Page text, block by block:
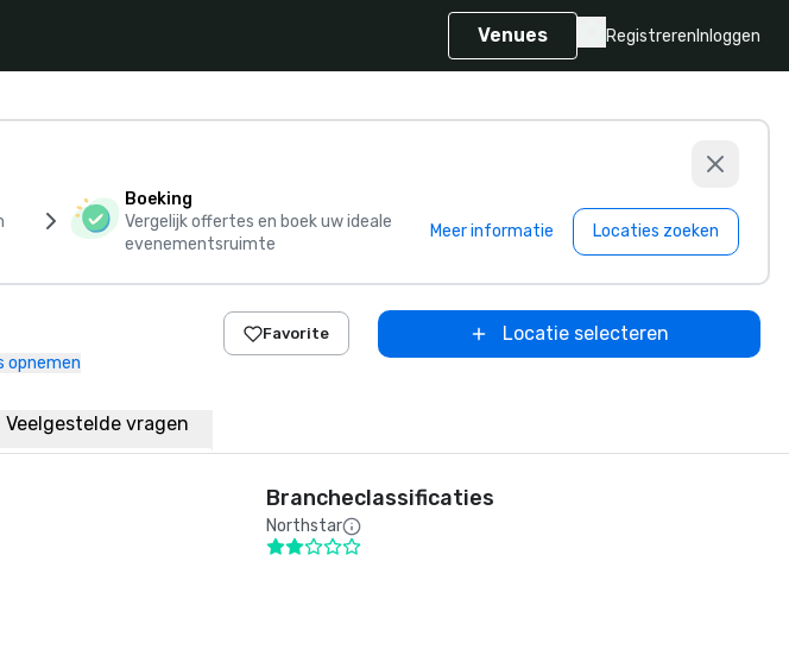
Venues Registreren Inloggen
Boeking
Vergelijk offertes en boek uw ideale
evenementsruimte
Meer informatie Locaties zoeken
opnemen
Favorite Locatie selecteren
Veelgestelde vragen
Brancheclassificaties
Northstar